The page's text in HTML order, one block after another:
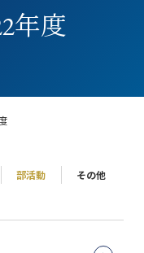
年度
部活動 その他